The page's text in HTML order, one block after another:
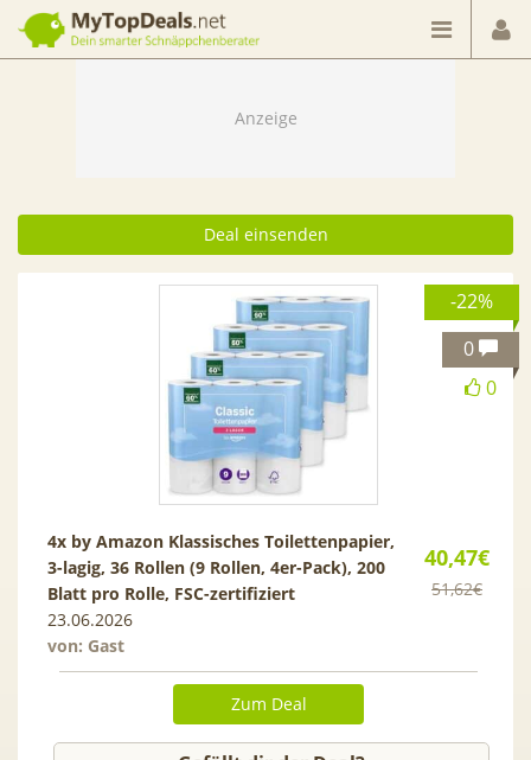
Dein smarter Schnäppchenberater
Deal einsenden
-22%
0
0
40,47€
51,62€
4x by Amazon Klassisches Toilettenpapier,
3-lagig, 36 Rollen (9 Rollen, 4er-Pack), 200
Blatt pro Rolle, FSC-zertifiziert
23.06.2026
von: Gast
Zum Deal